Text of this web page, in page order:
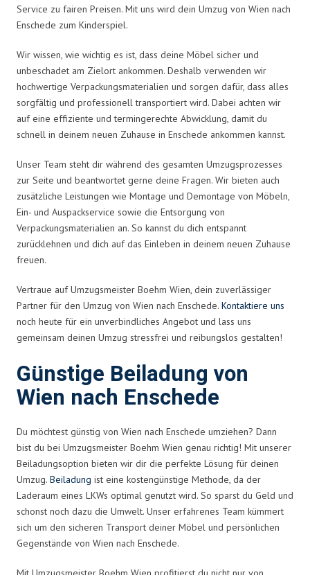
Service zu fairen Preisen. Mit uns wird dein Umzug von Wien nach
Enschede zum Kinderspiel.
Wir wissen, wie wichtig es ist, dass deine Möbel sicher und
unbeschadet am Zielort ankommen. Deshalb verwenden wir
hochwertige Verpackungsmaterialien und sorgen dafür, dass alles
sorgfältig und professionell transportiert wird. Dabei achten wir
auf eine effiziente und termingerechte Abwicklung, damit du
schnell in deinem neuen Zuhause in Enschede ankommen kannst.
Unser Team steht dir während des gesamten Umzugsprozesses
zur Seite und beantwortet gerne deine Fragen. Wir bieten auch
zusätzliche Leistungen wie Montage und Demontage von Möbeln,
Ein- und Auspackservice sowie die Entsorgung von
Verpackungsmaterialien an. So kannst du dich entspannt
zurücklehnen und dich auf das Einleben in deinem neuen Zuhause
freuen.
Vertraue auf Umzugsmeister Boehm Wien, dein zuverlässiger
Partner für den Umzug von Wien nach Enschede. Kontaktiere uns
noch heute für ein unverbindliches Angebot und lass uns
gemeinsam deinen Umzug stressfrei und reibungslos gestalten!
Günstige Beiladung von
Wien nach Enschede
Du möchtest günstig von Wien nach Enschede umziehen? Dann
bist du bei Umzugsmeister Boehm Wien genau richtig! Mit unserer
Beiladungsoption bieten wir dir die perfekte Lösung für deinen
Umzug. Beiladung ist eine kostengünstige Methode, da der
Laderaum eines LKWs optimal genutzt wird. So sparst du Geld und
schonst noch dazu die Umwelt. Unser erfahrenes Team kümmert
sich um den sicheren Transport deiner Möbel und persönlichen
Gegenstände von Wien nach Enschede.